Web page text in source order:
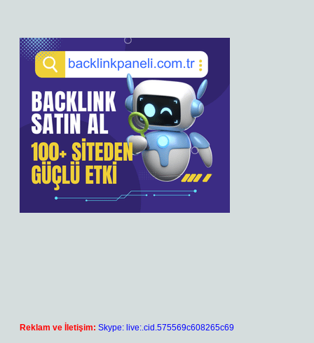
Reklam ve İletişim: Skype: live:.cid.575569c608265c69